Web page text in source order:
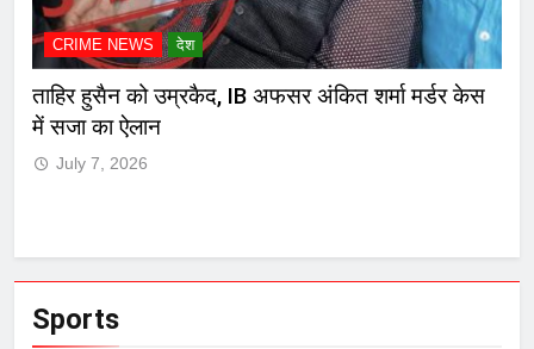
अंकित शर्मा मर्डर केस
CRIME NEWS देश
मुंबई हायकोर्टाचा दणका! मारकुट्या
Sports